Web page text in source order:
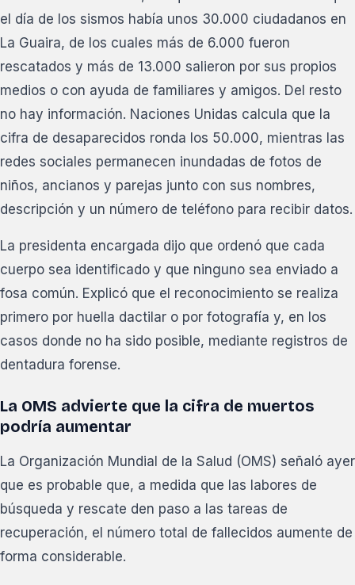
el día de los sismos había unos 30.000 ciudadanos en
La Guaira, de los cuales más de 6.000 fueron
rescatados y más de 13.000 salieron por sus propios
medios o con ayuda de familiares y amigos. Del resto
no hay información. Naciones Unidas calcula que la
cifra de desaparecidos ronda los 50.000, mientras las
redes sociales permanecen inundadas de fotos de
niños, ancianos y parejas junto con sus nombres,
descripción y un número de teléfono para recibir datos.
La presidenta encargada dijo que ordenó que cada
cuerpo sea identificado y que ninguno sea enviado a
fosa común. Explicó que el reconocimiento se realiza
primero por huella dactilar o por fotografía y, en los
casos donde no ha sido posible, mediante registros de
dentadura forense.
La OMS advierte que la cifra de muertos
podría aumentar
La Organización Mundial de la Salud (OMS) señaló ayer
que es probable que, a medida que las labores de
búsqueda y rescate den paso a las tareas de
recuperación, el número total de fallecidos aumente de
forma considerable.